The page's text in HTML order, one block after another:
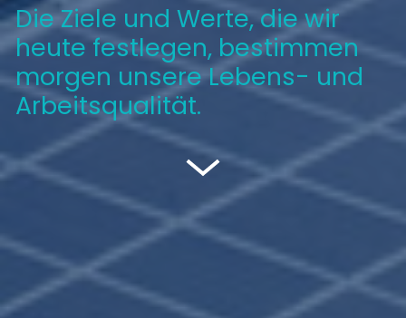
Die Ziele und Werte, die wir
heute festlegen, bestimmen
morgen unsere Lebens- und
Arbeitsqualität.